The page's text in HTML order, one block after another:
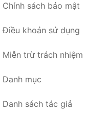
Chính sách bảo mật
Điều khoản sử dụng
Miễn trừ trách nhiệm
Danh mục
Danh sách tác giả